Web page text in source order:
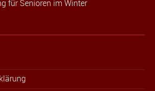
für Senioren im Winter